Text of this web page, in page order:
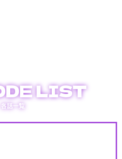
LIST
各話一覧